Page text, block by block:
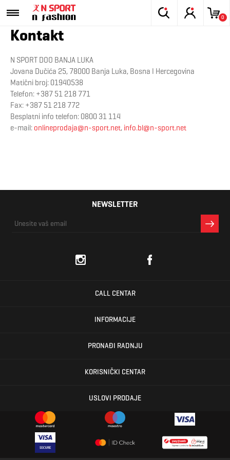
0
Kontakt
N SPORT DOO BANJA LUKA
Jovana Dučića 25, 78000 Banja Luka, Bosna I Hercegovina
Matični broj: 01940538
Telefon: +387 51 218 771
Fax: +387 51 218 772
Besplatni info telefon: 0800 31 114
e-mail: onlineprodaja@n-sport.net, info.bl@n-sport.net
NEWSLETTER
CALL CENTAR
INFORMACIJE
PRONAĐI RADNJU
KORISNIČKI CENTAR
USLOVI PRODAJE